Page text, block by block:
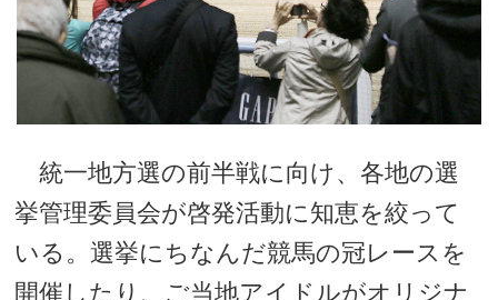
統一地方選の前半戦に向け、各地の選
挙管理委員会が啓発活動に知恵を絞って
いる。選挙にちなんだ競馬の冠レースを
開催したり、ご当地アイドルがオリジナ